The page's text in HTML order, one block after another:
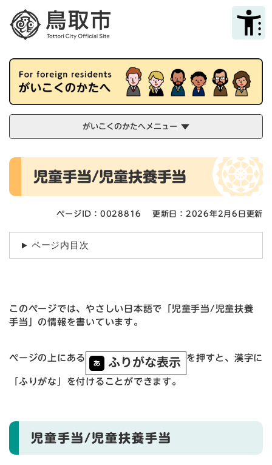
メニューを飛ばして本文へ
がいこくのかたへメニュー
本
児童手当/児童扶養手当
ページID：0028816 更新日：2026年2月6日更新
ページ内目次
このページでは、やさしい日本語で「児童手当/児童扶養
手当」の情報を書いています。
ページの上にある を押すと、漢字に
「ふりがな」を付けることができます。
児童手当/児童扶養手当